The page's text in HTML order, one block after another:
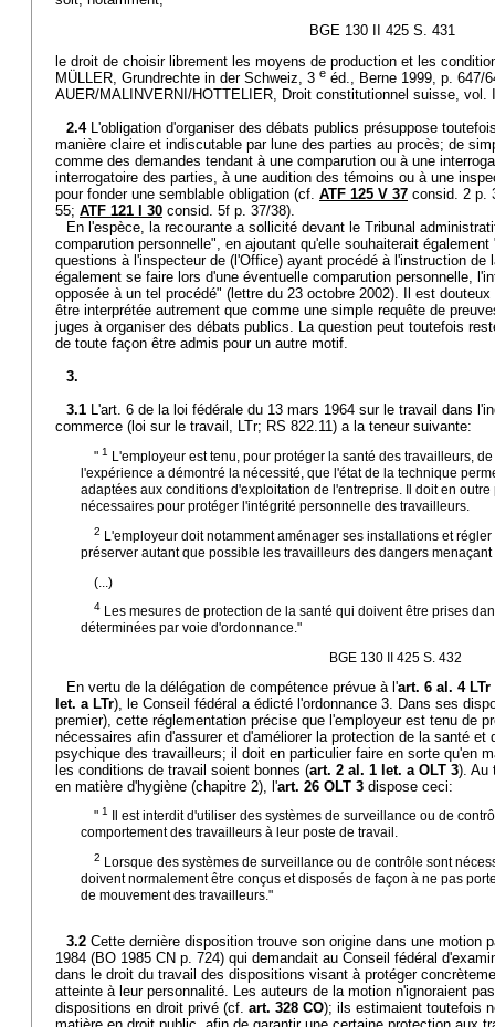
BGE 130 II 425 S. 431
le droit de choisir librement les moyens de production et les
MÜLLER, Grundrechte in der Schweiz, 3 e éd., Berne 1999, p. 647/
AUER/MALINVERNI/HOTTELIER, Droit constitutionnel suisse, vol.
2.4 L'obligation d'organiser des débats publics présuppose
manière claire et indiscutable par lune des parties au procès; de
comme des demandes tendant à une comparution ou à une
interrogatoire des parties, à une audition des témoins ou à une
pour fonder une semblable obligation (cf. ATF 125 V 37 consid. 2 p.
55; ATF 121 I 30 consid. 5f p. 37/38).
En l'espèce, la recourante a sollicité devant le Tribunal
comparution personnelle", en ajoutant qu'elle souhaiterait
questions à l'inspecteur de (l'Office) ayant procédé à l'instruction de
également se faire lors d'une éventuelle comparution personnelle,
opposée à un tel procédé" (lettre du 23 octobre 2002). Il est
être interprétée autrement que comme une simple requête de
juges à organiser des débats publics. La question peut toutefois
de toute façon être admis pour un autre motif.
3.
3.1 L'art. 6 de la loi fédérale du 13 mars 1964 sur le travail dans
commerce (loi sur le travail, LTr; RS 822.11) a la teneur suivante:
"1
L'employeur est tenu, pour protéger la santé des travailleurs,
l'expérience a démontré la nécessité, que l'état de la technique
adaptées aux conditions d'exploitation de l'entreprise. Il doit en
nécessaires pour protéger l'intégrité personnelle des travailleurs.
2 L'employeur doit notamment aménager ses installations et
préserver autant que possible les travailleurs des dangers
(...)
4 Les mesures de protection de la santé qui doivent être prises
déterminées par voie d'ordonnance."
BGE 130 II 425 S. 432
En vertu de la délégation de compétence prévue à l'art. 6 al. 4 LTr
let. a LTr), le Conseil fédéral a édicté l'ordonnance 3. Dans ses
premier), cette réglementation précise que l'employeur est tenu de
nécessaires afin d'assurer et d'améliorer la protection de la santé et
psychique des travailleurs; il doit en particulier faire en sorte qu'en
les conditions de travail soient bonnes (art. 2 al. 1 let. a OLT 3). Au
en matière d'hygiène (chapitre 2), l'art. 26 OLT 3 dispose ceci:
"1
Il est interdit d'utiliser des systèmes de surveillance ou de
comportement des travailleurs à leur poste de travail.
2 Lorsque des systèmes de surveillance ou de contrôle sont
doivent normalement être conçus et disposés de façon à ne pas
de mouvement des travailleurs."
3.2 Cette dernière disposition trouve son origine dans une motion
1984 (BO 1985 CN p. 724) qui demandait au Conseil fédéral
dans le droit du travail des dispositions visant à protéger
atteinte à leur personnalité. Les auteurs de la motion n'ignoraient
dispositions en droit privé (cf. art. 328 CO); ils estimaient toutefois